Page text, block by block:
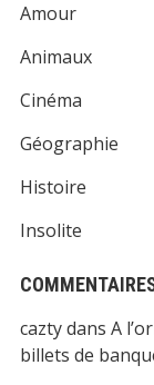
Amour
Animaux
Cinéma
Géographie
Histoire
Insolite
caztydans A
billets de